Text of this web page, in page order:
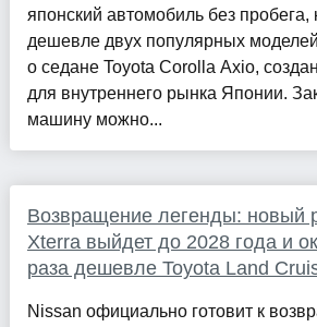
японский автомобиль без пробега,
дешевле двух популярных
о седане Toyota Corolla Axio,
для внутреннего рынка Японии.
машину можно...
Возвращение легенды: новый
Xterra выйдет до 2028 года и
раза дешевле Toyota Land
Nissan официально готовит к